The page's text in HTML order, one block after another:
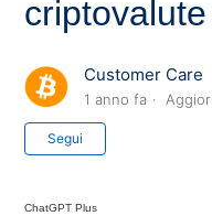
Customer Care
1 anno fa
Segui
ChatGPT Plus